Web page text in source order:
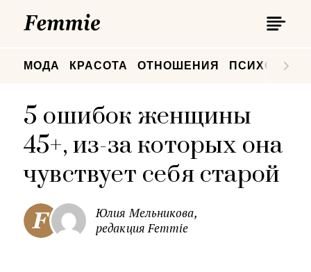
МОДА КРАСОТА ОТНОШЕНИЯ
5 ошибок женщины
45+, из-за которых она
чувствует себя старой
Юлия Мельникова,
редакция Femmie